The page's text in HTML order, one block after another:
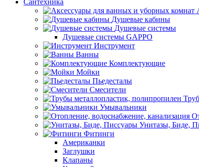
Сантехника
Душевые кабины
Душевые системы
Душевые системы GAPPO
Инструмент
Ванны
Комплектующие
Мойки
Пьедесталы
Смесители
Умывальники
Унитазы, Биде,
Фитинги
Американки
Заглушки
Клапаны